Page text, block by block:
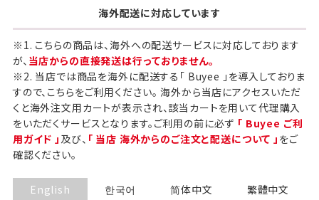
海外配送に対応しています
※1. こちらの商品は、海外への配送サービスに対応しております
が、 当店からの直接発送は行っておりません。
※2. 当店では商品を海外に配送する「 Buyee 」を導入しておりま
すので、こちらをご利用ください。 海外から当店にアクセスいただ
くと海外注文用カートが表示され、該当カートを用いて代理購入
をいただくサービスとなります。ご利用の前に必ず 「 Buyee ご利
用ガイド 」 及び、 「 当店 海外からのご注文と配送について 」 をご
確認ください。
English 한국어 简体中文 繁體中文